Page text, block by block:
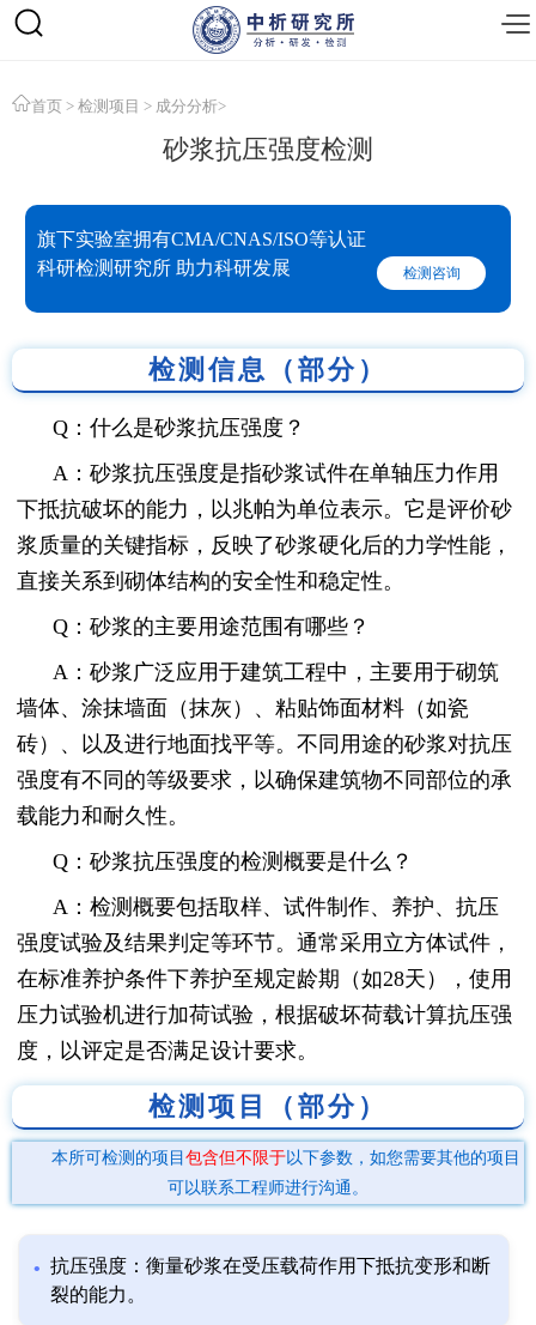
首页 > 检测项目 > 成分分析>
砂浆抗压强度检测
旗下实验室拥有CMA/CNAS/ISO等认证
科研检测研究所 助力科研发展
检测咨询
检测信息（部分）
Q：什么是砂浆抗压强度？
A：砂浆抗压强度是指砂浆试件在单轴压力作用
下抵抗破坏的能力，以兆帕为单位表示。它是评价砂
浆质量的关键指标，反映了砂浆硬化后的力学性能，
直接关系到砌体结构的安全性和稳定性。
Q：砂浆的主要用途范围有哪些？
A：砂浆广泛应用于建筑工程中，主要用于砌筑
墙体、涂抹墙面（抹灰）、粘贴饰面材料（如瓷
砖）、以及进行地面找平等。不同用途的砂浆对抗压
强度有不同的等级要求，以确保建筑物不同部位的承
载能力和耐久性。
Q：砂浆抗压强度的检测概要是什么？
A：检测概要包括取样、试件制作、养护、抗压
强度试验及结果判定等环节。通常采用立方体试件，
在标准养护条件下养护至规定龄期（如28天），使用
压力试验机进行加荷试验，根据破坏荷载计算抗压强
度，以评定是否满足设计要求。
检测项目（部分）
本所可检测的项目 包含但不限于以下参数，如您需要其他的项目
可以联系工程师进行沟通。
抗压强度：衡量砂浆在受压载荷作用下抵抗变形和断
裂的能力。